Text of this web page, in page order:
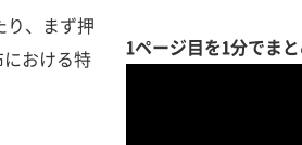
1ページ目を1分でま
り、まず押
おける特